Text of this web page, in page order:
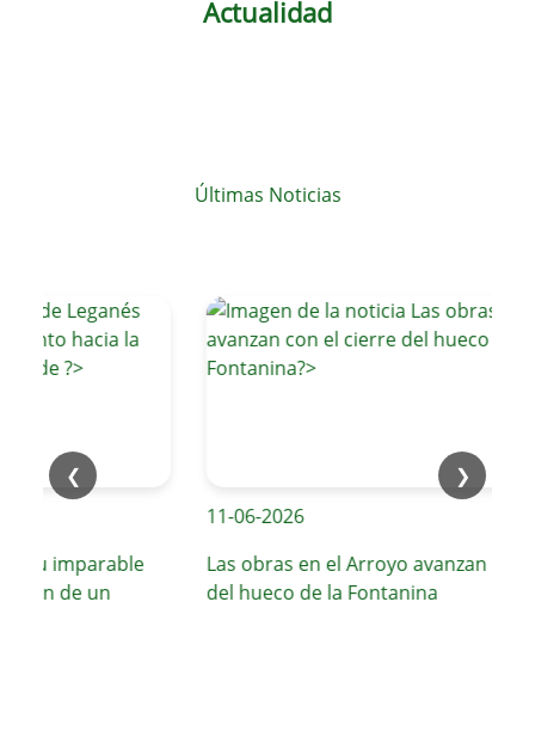
Actualidad
Últimas Noticias
❮ ❯
su imparable
de un
11-06-2026
Las obras en el Arroyo avanzan con
del hueco de la Fontanina